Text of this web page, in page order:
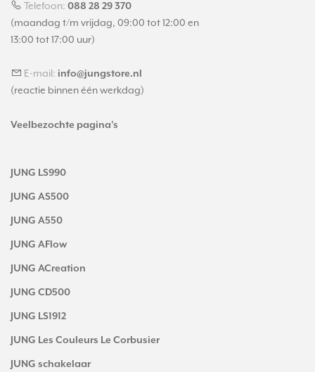
Telefoon: 088 28 29 370
(maandag t/m vrijdag, 09:00 tot 12:00 en
13:00 tot 17:00 uur)
E-mail: info@jungstore.nl
(reactie binnen één werkdag)
Veelbezochte pagina's
JUNG LS990
JUNG AS500
JUNG A550
JUNG AFlow
JUNG ACreation
JUNG CD500
JUNG LS1912
JUNG Les Couleurs Le Corbusier
JUNG schakelaar